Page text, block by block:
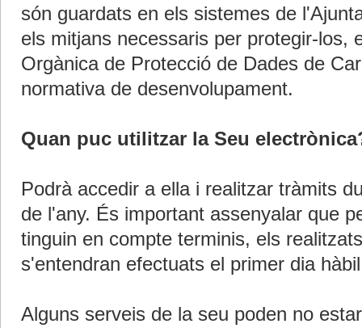
són guardats en els sistemes de
els mitjans necessaris per protegir-los,
Orgànica de Protecció de Dades de
normativa de desenvolupament.
Quan puc utilitzar la Seu
Podrà accedir a ella i realitzar tràmits
de l'any. És important assenyalar que
tinguin en compte terminis, els
s'entendran efectuats el primer dia
Alguns serveis de la seu poden no